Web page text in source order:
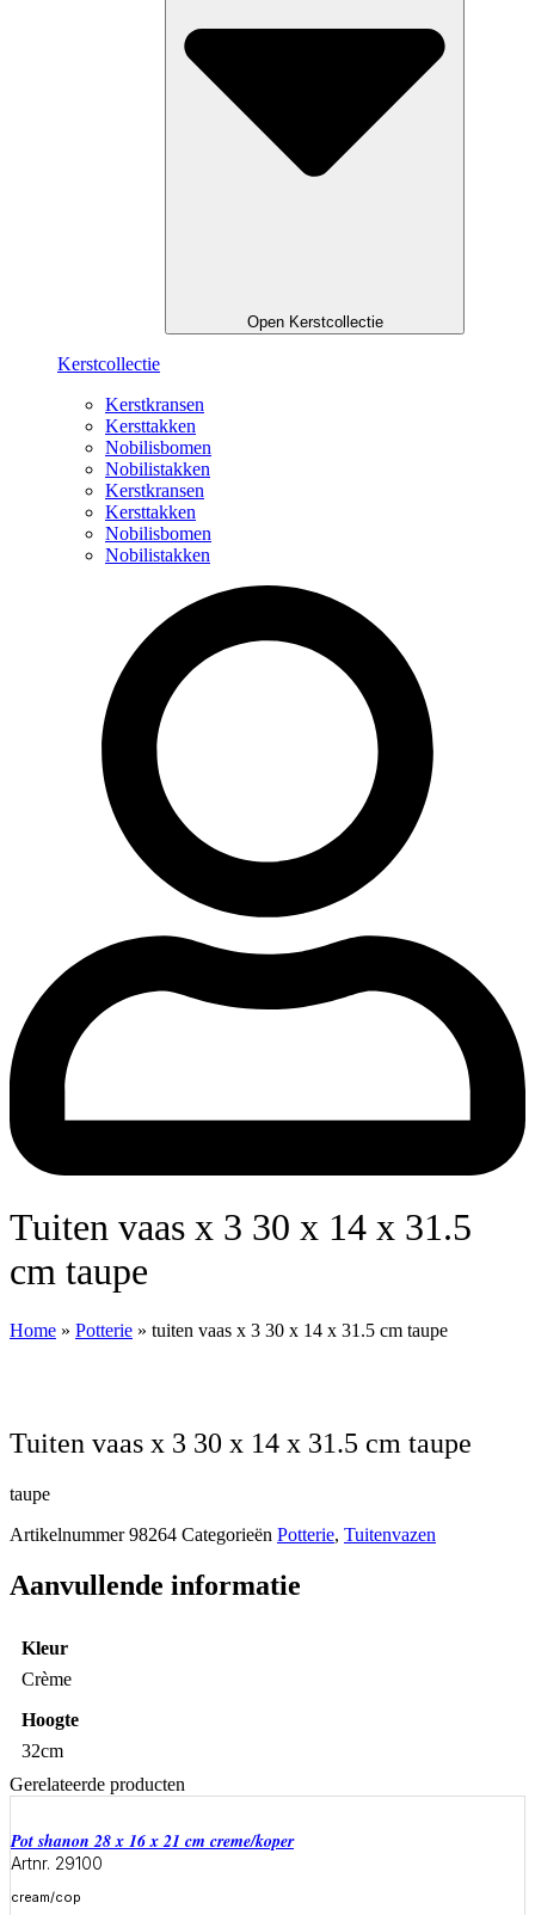
Open Kerstcollectie
Kerstcollectie
Kerstkransen
Kersttakken
Nobilisbomen
Nobilistakken
Kerstkransen
Kersttakken
Nobilisbomen
Nobilistakken
tuiten vaas x 3 30 x 14 x 31.5
cm taupe
Home » Potterie » tuiten vaas x 3 30 x 14 x 31.5 cm taupe
tuiten vaas x 3 30 x 14 x 31.5 cm taupe
taupe
Artikelnummer98264 Categorieën Potterie, Tuitenvazen
Aanvullende informatie
Kleur
Crème
Hoogte
32cm
Gerelateerde producten
Pot shanon 28 x 16 x 21 cm creme/koper
Artnr. 29100
cream/cop